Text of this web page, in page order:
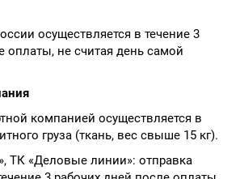
осуществляется в течение 3
оплаты, не считая день самой
компанией осуществляется в
груза (ткань, вес свыше 15 кг).
ТК «Деловые линии»: отправка